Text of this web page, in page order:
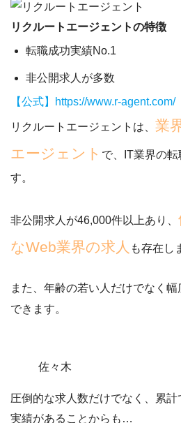
リクルートエージェントの特徴
転職成功実績No.1
非公開求人が多数
【公式】https://www.r-agent.com/
リクルートエージェントは、 業
エージェント で、IT業界の
す。
非公開求人が46,000件以上あり、
なWeb業界の求人 も存在し
また、年齢の若い人だけでなく
できます。
佐々木
圧倒的な求人数だけでなく、累
実績があることからも…